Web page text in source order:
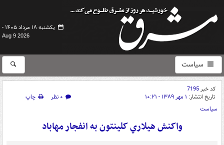
یکشنبه ۱۸ مرداد ۱۴۰۵ -
Aug 9 2026
سیاست
کد خبر7195
تاریخ انتشار: ۱ مهر ۱۳۸۹ - ۱۰:۲۱ ۰ نظر
چاپ
سیاست
واکنش هيلاري کلينتون به انفجار مهاباد